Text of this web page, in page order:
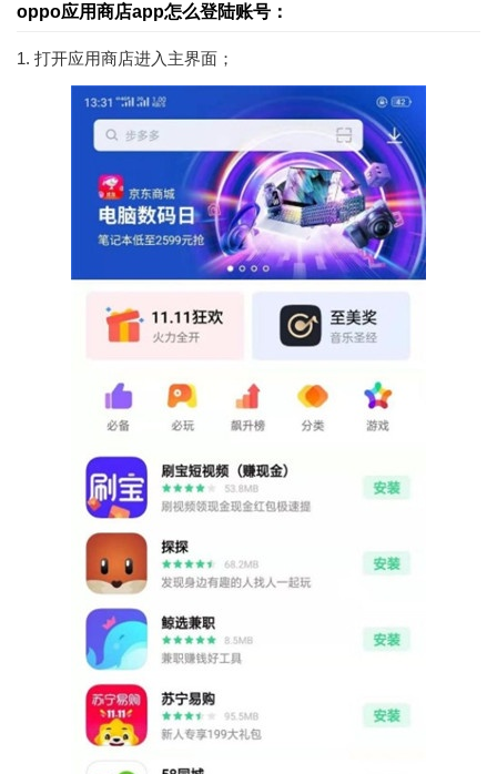
oppo应用商店app怎么登陆账号：
1. 打开应用商店进入主界面；